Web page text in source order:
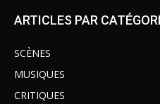
ARTICLES PAR
SCÈNES
MUSIQUES
CRITIQUES